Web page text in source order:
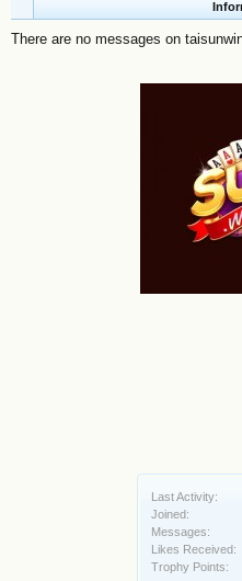
Last Activity:
Joined:
Messages:
Likes Received:
Trophy Points:
There are no messages on